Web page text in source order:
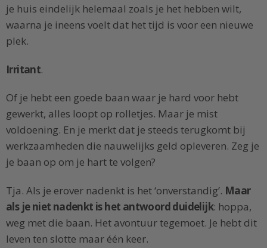
je huis eindelijk helemaal zoals je het hebben wilt,
waarna je ineens voelt dat het tijd is voor een nieuwe
plek.
Irritant.
Of je hebt een goede baan waar je hard voor hebt
gewerkt, alles loopt op rolletjes. Maar je mist
voldoening. En je merkt dat je steeds terugkomt bij
werkzaamheden die nauwelijks geld opleveren. Zeg je
je baan op om je hart te volgen?
Tja. Als je erover nadenkt is het ‘onverstandig’. Maar
als je niet nadenkt is het antwoord duidelijk: hoppa,
weg met die baan. Het avontuur tegemoet. Je hebt dit
leven ten slotte maar één keer.